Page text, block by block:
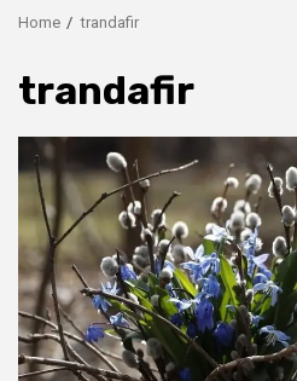
Home trandafir
trandafir